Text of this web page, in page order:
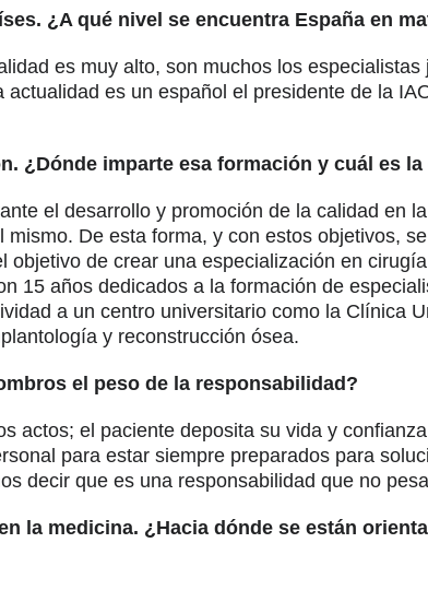
¿A qué nivel se encuentra España en
es muy alto, son muchos los
es un español el presidente de la
¿Dónde imparte esa formación y cuál es
el desarrollo y promoción de la calidad en
De esta forma, y con estos objetivos,
de crear una especialización en
15 años dedicados a la formación de
a un centro universitario como la Clínica
y reconstrucción ósea.
el peso de la responsabilidad?
actos; el paciente deposita su vida y
para estar siempre preparados para
decir que es una responsabilidad que no
la medicina. ¿Hacia dónde se están